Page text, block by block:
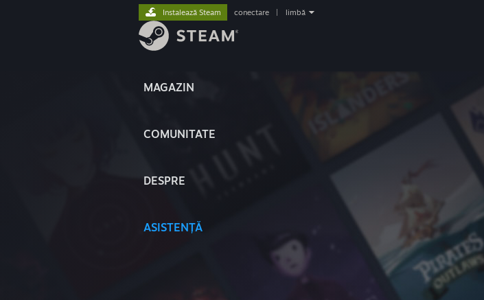
MAGAZIN
COMUNITATE
DESPRE
ASISTENȚĂ
Instalează Steam conectare limbă